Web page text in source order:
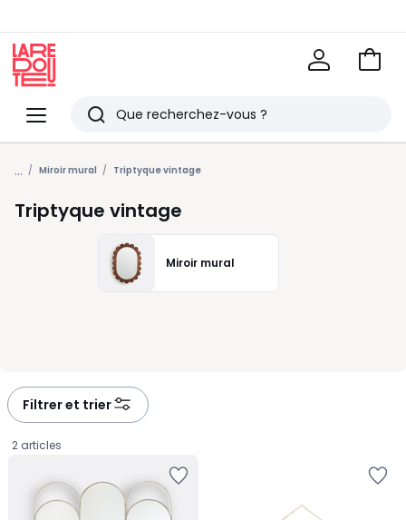
Menu
Redoute
Rechercher
Derniers
articles
vus
Voir
... Miroir mural Triptyque vintage
Triptyque vintage
Miroir mural
Filtrer et trier
2 articles